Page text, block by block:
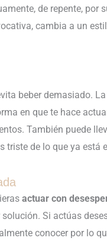
de repente, por
cambia a un
beber demasiado.
en que te hace
También puede
triste de lo que ya está
actuar con
Si actúas
conocer por lo